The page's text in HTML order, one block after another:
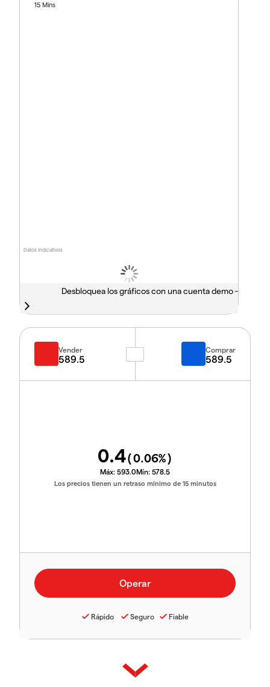
Datos indicativos
15 Mins
Desbloquea los gráficos con una cuenta demo -
Vender
589.5
Comprar
589.5
0.4(0.06%)
Máx: 593.0Mín: 578.5
Los precios tienen un retraso mínimo de 15 minutos
Rápido Seguro Fiable